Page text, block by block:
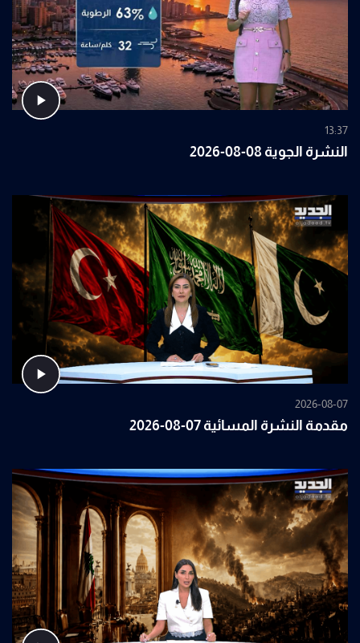
13:37
النشرة الجوية 08-08-2026
2026-08-07
مقدمة النشرة المسائية 07-08-2026